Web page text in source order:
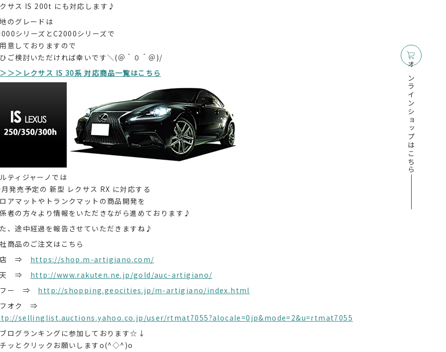
サス IS 200t にも対応します♪
のグレードは
シリーズとC2000シリーズで
意しておりますので
ご検討いただければ幸いです＼(＠＾０＾＠)/
＞＞＞レクサス IS 30系 対応商品一覧はこちら
ティジャーノでは
発売予定の 新型 レクサス RX に対応する
アマットやトランクマットの商品開発を
者の方々より情報をいただきながら進めております♪
、途中経過を報告させていただきますね♪
商品のご注文はこちら
店 ⇒ https://shop.m-artigiano.com/
天 ⇒ http://www.rakuten.ne.jp/gold/auc-artigiano/
フー ⇒ http://shopping.geocities.jp/m-artigiano/index.html
フオク ⇒
sellinglist.auctions.yahoo.co.jp/user/rtmat7055?alocale=0jp&mode=2&u=rtmat7055
ログランキングに参加しております☆↓
ッとクリックお願いしますo(^◇^)o
オンラインショップはこちら